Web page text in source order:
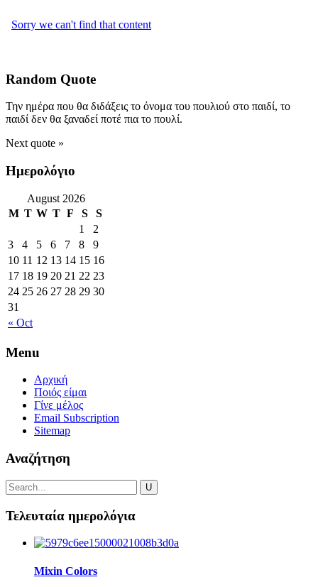
Random Quote
Την ημέρα που θα διδάξεις το όνομα του πουλιού στο παιδί, το
παιδί δεν θα ξαναδεί ποτέ πια το πουλί.
Next quote »
Ημερολόγιο
August 2026
M T W T F S S
« Oct
1
2
3
4 5 6 7 8
9
10 11 12 13 14 15 16
17 18 19 20 21 22 23
24 25 26 27 28 29 30
31
Menu
Αρχική
Ποιός είμαι
Γίνε μέλος
Email Subscription
Sitemap
Αναζήτηση
Τελευταία ημερολόγια
Mixin Colors